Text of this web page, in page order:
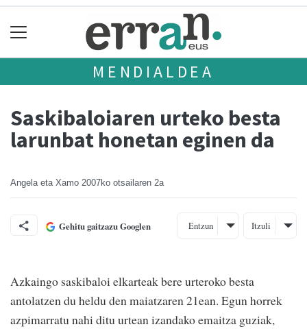
MENDIALDEA
Saskibaloiaren urteko besta
larunbat honetan eginen da
Angela eta Xamo 2007ko otsailaren 2a
Gehitu gaitzazu Googlen Entzun Itzuli
Azkaingo saskibaloi elkarteak bere urteroko besta
antolatzen du heldu den maiatzaren 21ean. Egun horrek
azpimarratu nahi ditu urtean izandako emaitza guziak,